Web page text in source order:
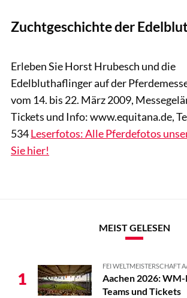
Zuchtgeschichte der
Erleben Sie Horst Hrubesch und die
Edelbluthaflinger auf der
vom 14. bis 22. März 2009,
Tickets und Info: www.equitana.de,
534Leserfotos: Alle Pferdefotos
Sie hier!
MEIST GELESEN
1
FEI WELTMEISTERSCHAFT
Aachen 2026:
Teams und Tickets